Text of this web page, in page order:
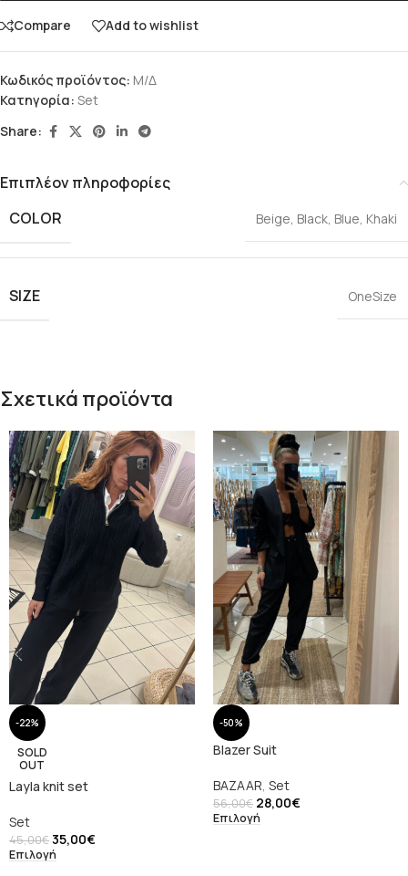
Compare Add to wishlist
Κωδικός προϊόντος: Μ/Δ
Κατηγορία: Set
Share:
Επιπλέον πληροφορίες
COLOR
Beige Black Blue Khaki
SIZE OneSize
Σχετικά προϊόντα
-22%
SOLD
OUT
Layla knit set
Set
45,00€35,00€
Επιλογή
-50%
Blazer Suit
BAZAAR Set
56,00€ 28,00€
Επιλογή